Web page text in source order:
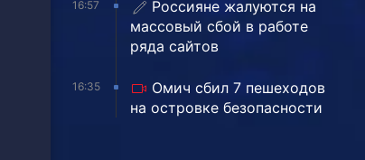
16:57
Россияне жалуются на
массовый сбой в работе
ряда сайтов
16:35
Омич сбил 7 пешеходов
на островке безопасности